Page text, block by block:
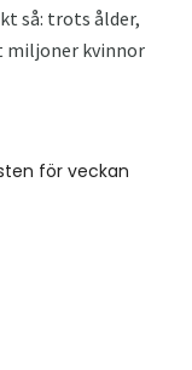
så: trots ålder,
miljoner kvinnor
för veckan